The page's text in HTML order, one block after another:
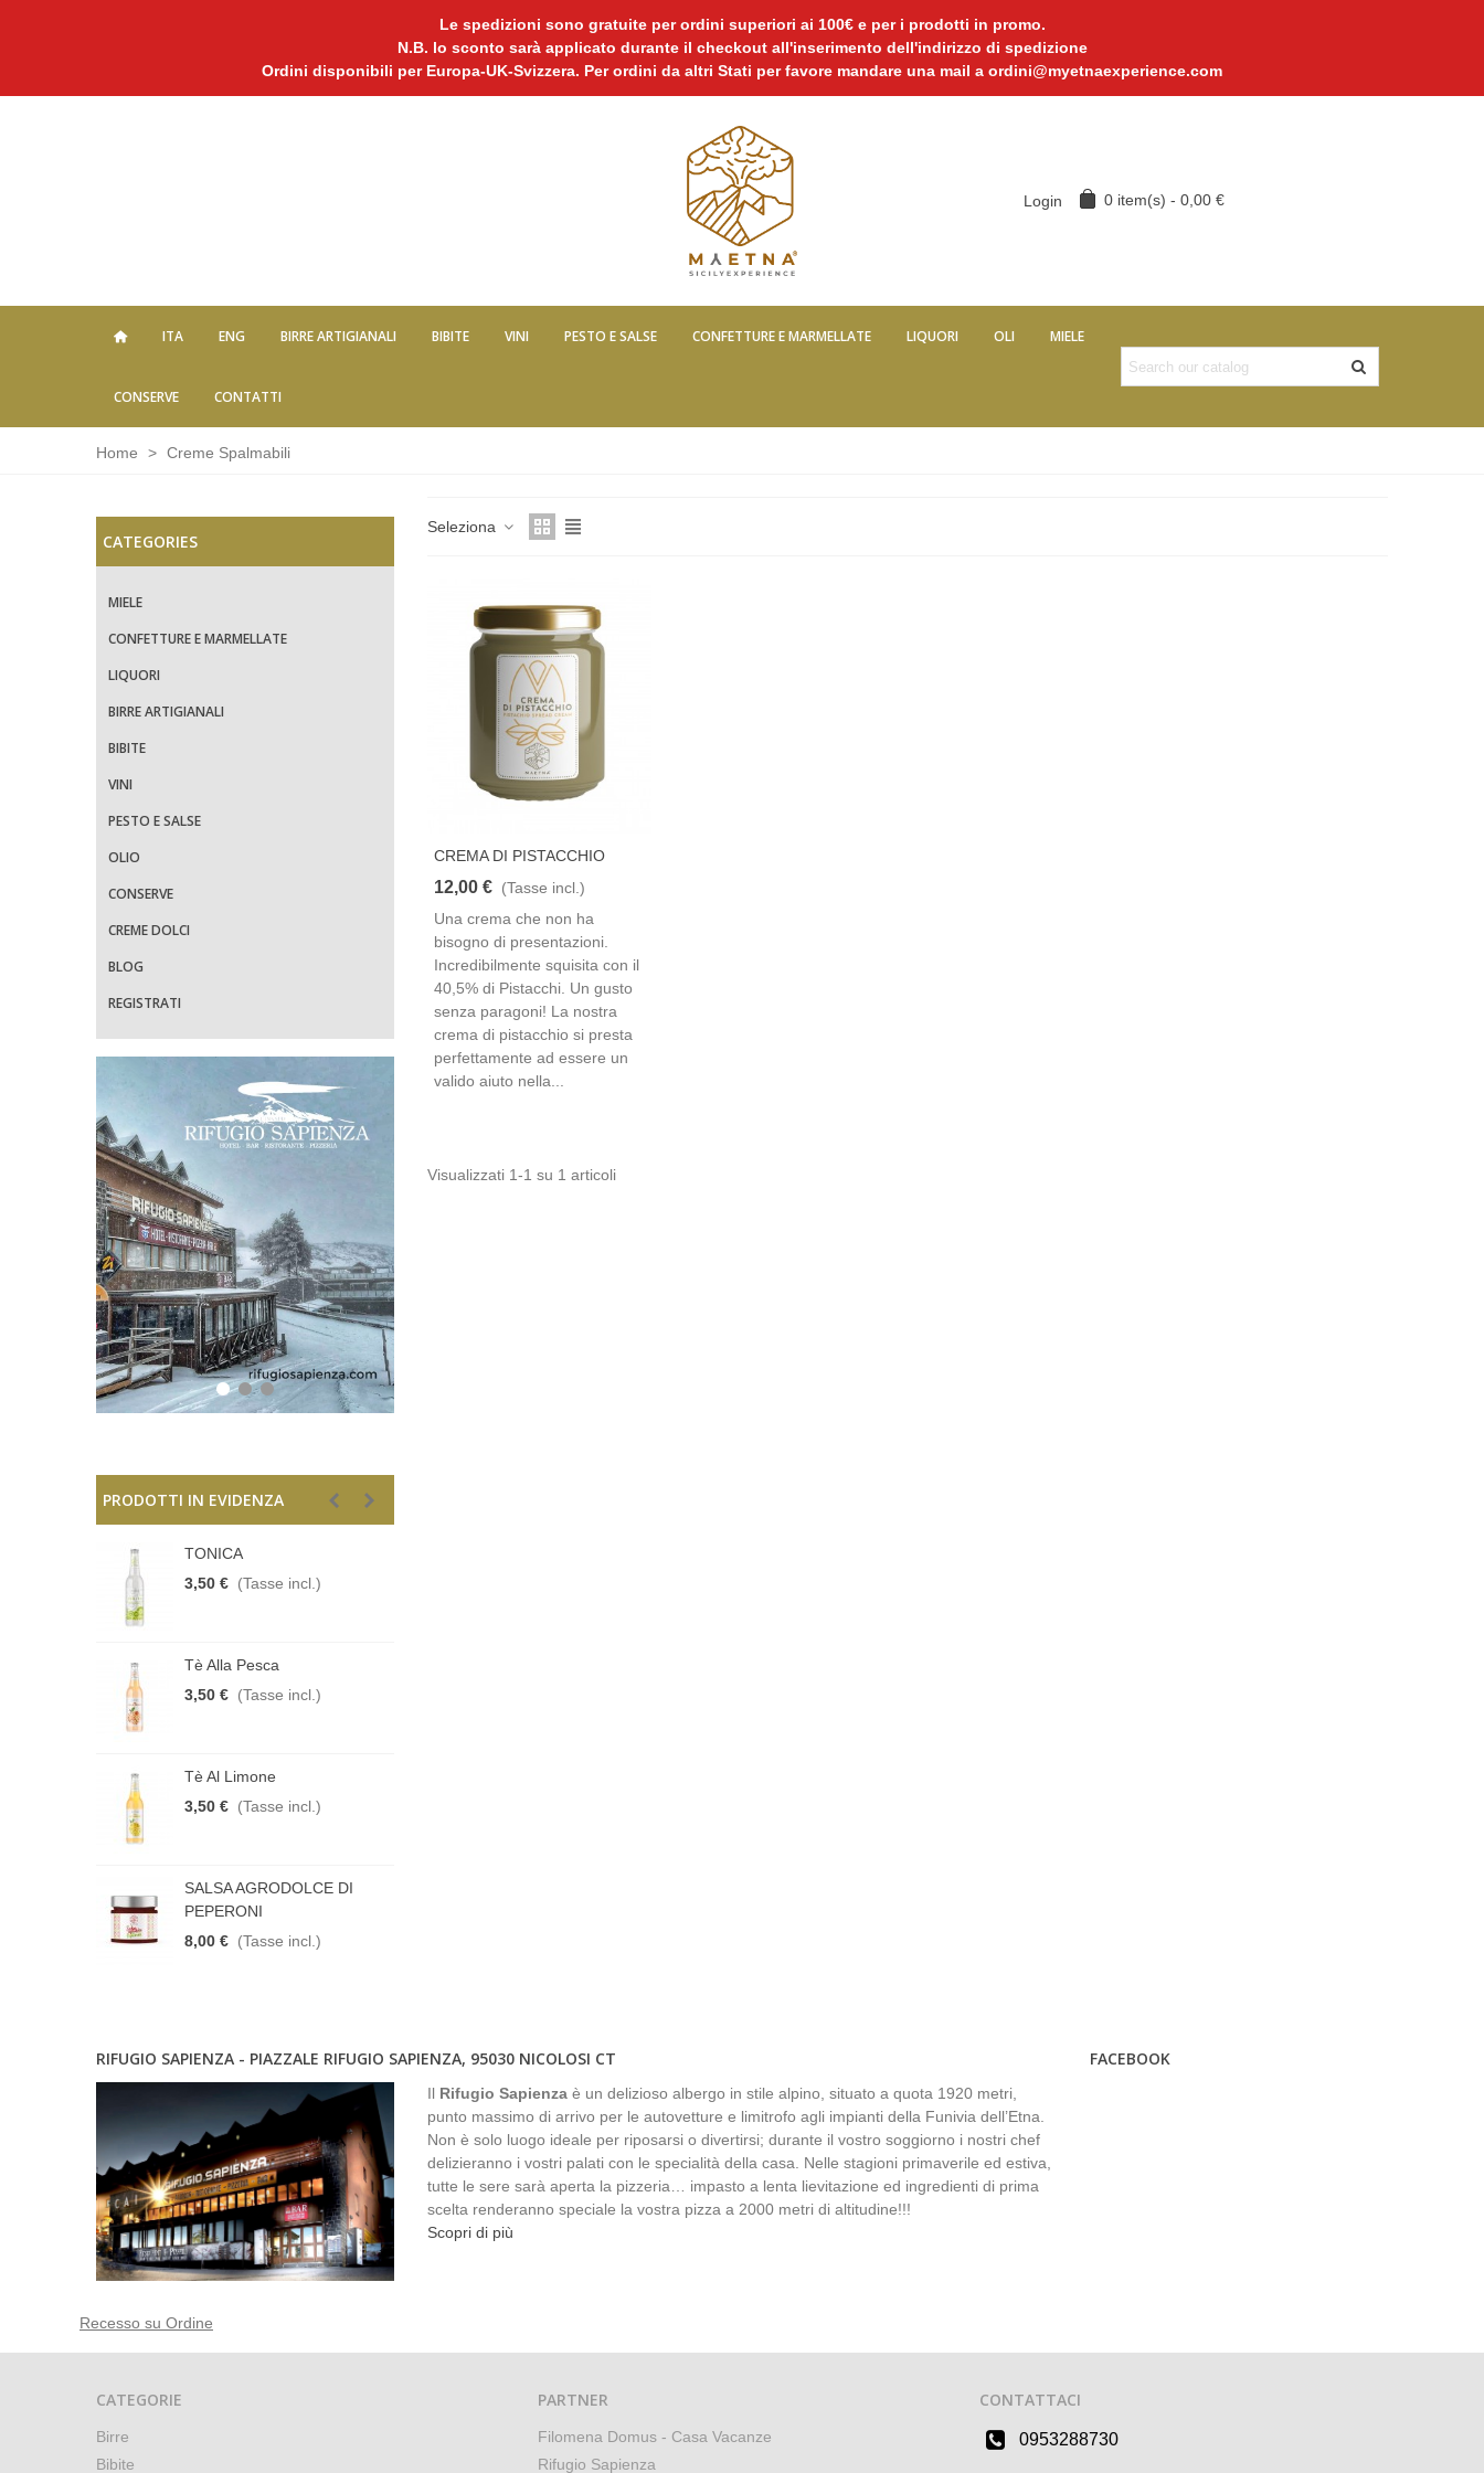
Le spedizioni sono gratuite per ordini superiori ai 100€ e per i prodotti in promo.
N.B. lo sconto sarà applicato durante il checkout all'inserimento dell'indirizzo di spedizione
Ordini disponibili per Europa-UK-Svizzera. Per ordini da altri Stati per favore mandare una mail a ordini@myetnaexperience.com
Login 0 item(s) - 0,00 €
ITA ENG BIRRE ARTIGIANALI BIBITE VINI PESTO E SALSE CONFETTURE E MARMELLATE LIQUORI OLI MIELE
CONSERVE CONTATTI
Home > Creme Spalmabili
CATEGORIES
MIELE
CONFETTURE E MARMELLATE
LIQUORI
BIRRE ARTIGIANALI
BIBITE
VINI
PESTO E SALSE
OLIO
CONSERVE
CREME DOLCI
BLOG
REGISTRATI
PRODOTTI IN EVIDENZA
TONICA
3,50 € (Tasse incl.)
Tè Alla Pesca
3,50 € (Tasse incl.)
Tè Al Limone
3,50 € (Tasse incl.)
SALSA AGRODOLCE DI
PEPERONI
8,00 € (Tasse incl.)
Seleziona
CREMA DI PISTACCHIO
12,00 € (Tasse incl.)
Una crema che non ha
bisogno di presentazioni.
Incredibilmente squisita con il
40,5% di Pistacchi. Un gusto
senza paragoni! La nostra
crema di pistacchio si presta
perfettamente ad essere un
valido aiuto nella...
Visualizzati 1-1 su 1 articoli
RIFUGIO SAPIENZA - PIAZZALE RIFUGIO SAPIENZA, 95030 NICOLOSI CT
Il Rifugio Sapienzaè un delizioso albergo in stile alpino, situato a quota 1920 metri,
punto massimo di arrivo per le autovetture e limitrofo agli impianti della Funivia dell’Etna.
Non è solo luogo ideale per riposarsi o divertirsi; durante il vostro soggiorno i nostri chef
delizieranno i vostri palati con le specialità della casa. Nelle stagioni primaverile ed estiva,
tutte le sere sarà aperta la pizzeria… impasto a lenta lievitazione ed ingredienti di prima
scelta renderanno speciale la vostra pizza a 2000 metri di altitudine!!!
Scopri di più
FACEBOOK
Recesso su Ordine
CATEGORIE
Birre
Bibite
PARTNER
Filomena Domus - Casa Vacanze
Rifugio Sapienza
CONTATTACI
0953288730